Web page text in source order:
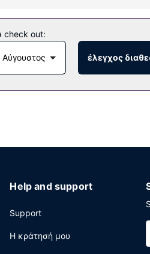
εστιατόριο), το οποίο διαθέτει
μεταξύ 7:30 π.μ. -
check out:
έλεγχος
Help and support
Support
Η κράτησή μου